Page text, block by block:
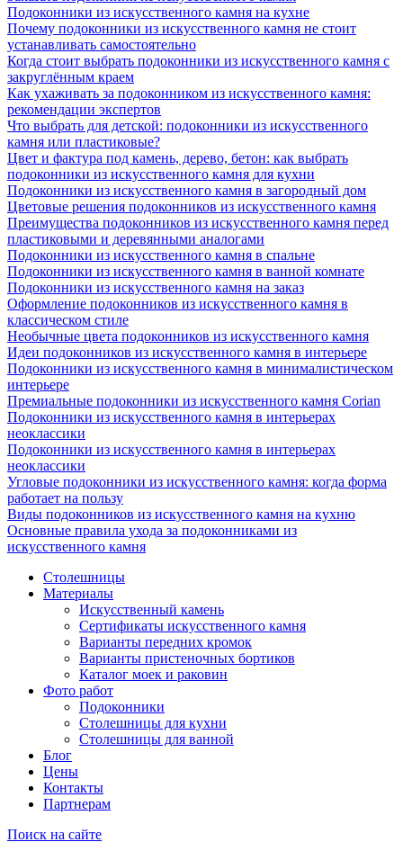
Подоконники из искусственного камня на кухне
Почему подоконники из искусственного камня не стоит
устанавливать самостоятельно
Когда стоит выбрать подоконники из искусственного камня с
закруглённым краем
Как ухаживать за подоконником из искусственного камня:
рекомендации экспертов
Что выбрать для детской: подоконники из искусственного
камня или пластиковые?
Цвет и фактура под камень, дерево, бетон: как выбрать
подоконники из искусственного камня для кухни
Подоконники из искусственного камня в загородный дом
Цветовые решения подоконников из искусственного камня
Преимущества подоконников из искусственного камня перед
пластиковыми и деревянными аналогами
Подоконники из искусственного камня в спальне
Подоконники из искусственного камня в ванной комнате
Подоконники из искусственного камня на заказ
Оформление подоконников из искусственного камня в
классическом стиле
Необычные цвета подоконников из искусственного камня
Идеи подоконников из искусственного камня в интерьере
Подоконники из искусственного камня в минималистическом
интерьере
Премиальные подоконники из искусственного камня Corian
Подоконники из искусственного камня в интерьерах
неоклассики
Подоконники из искусственного камня в интерьерах
неоклассики
Угловые подоконники из искусственного камня: когда форма
работает на пользу
Виды подоконников из искусственного камня на кухню
Основные правила ухода за подоконниками из
искусственного камня
Столешницы
Материалы
Искусственный камень
Сертификаты искусственного камня
Варианты передних кромок
Варианты пристеночных бортиков
Каталог моек и раковин
Фото работ
Подоконники
Столешницы для кухни
Столешницы для ванной
Блог
Цены
Контакты
Партнерам
Поиск на сайте